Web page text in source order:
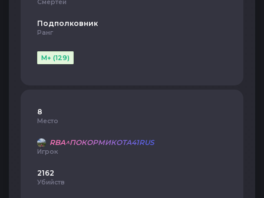
Смертей
Подполковник
Ранг
M+ (129)
8
Место
RBA^ПОКОРМИКОТА41RUS
Игрок
2162
Убийств